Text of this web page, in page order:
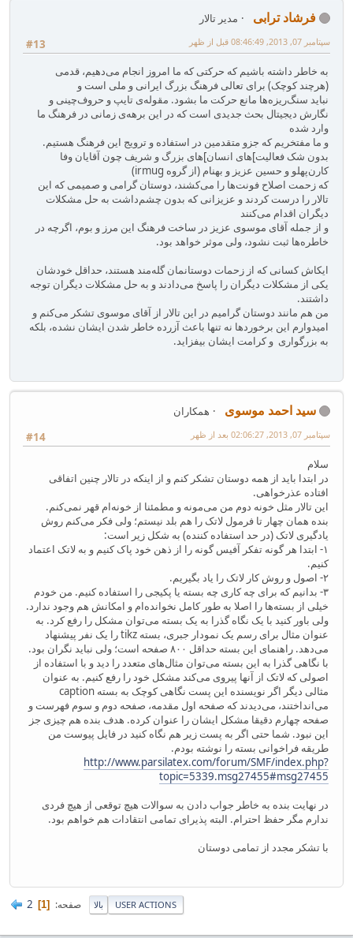
فرشاد ترابی
مدیر تالار
#13
سپتامبر 07, 2013, 08:46:49 قبل از ظهر
به خاطر داشته باشیم که حرکتی که ما امروز انجام می‌دهیم، قدمی
(هرچند کوچک) برای تعالی فرهنگ بزرگ ایرانی و ملی است و
نباید سنگ‌ریزه‌ها مانع حرکت ما بشود. مقوله‌ی تایپ و حروف‌چینی و
نگارش دیجیتال بحث جدیدی است که در این برهه‌ی زمانی در فرهنگ ما
وارد شده
و ما مفتخریم که جزو متقدمین در استفاده و ترویج این فرهنگ هستیم.
بدون شک فعالیت‌]های انسان‌]های بزرگ و شریف چون آقایان وفا
کارن‌پهلو و حسین عزیز و بهنام (از گروه irmug)
که زحمت اصلاح فونت‌ها را می‌کشند، دوستان گرامی و صمیمی که این
تالار را درست کردند و عزیزانی که بدون چشم‌داشت به حل مشکلات
دیگران اقدام می‌کنند
و از جمله آقای موسوی عزیز در ساخت فرهنگ این مرز و بوم، اگرچه در
خاطره‌ها ثبت نشود، ولی موثر خواهد بود.
ایکاش کسانی که از زحمات دوستانمان گله‌مند هستند، حداقل خودشان
یکی از مشکلات دیگران را پاسخ می‌دادند و به حل مشکلات دیگران توجه
داشتند.
من هم مانند دوستان گرامیم در این تالار از آقای موسوی تشکر می‌کنم و
امیدوارم این برخوردها نه تنها باعث آزرده خاطر شدن ایشان نشده، بلکه
به بزرگواری و کرامت ایشان بیفزاید.
سید احمد موسوی
همکاران
#14
سپتامبر 07, 2013, 02:06:27 بعد از ظهر
سلام
در ابتدا باید از همه دوستان تشکر کنم و از اینکه در تالار چنین اتفاقی
افتاده عذرخواهی.
این تالار مثل خونه دوم من می‌مونه و مطمئنا از خونه‌ام قهر نمی‌کنم.
بنده همان چهار تا فرمول لاتک را هم بلد نیستم؛ ولی فکر می‌کنم روش
یادگیری لاتک (در حد استفاده کننده) به شکل زیر است:
۱- ابتدا هر گونه تفکر آفیس گونه را از ذهن خود پاک کنیم و به لاتک اعتماد
کنیم.
۲- اصول و روش کار لاتک را یاد بگیریم.
۳- بدانیم که برای چه کاری چه بسته یا پکیجی را استفاده کنیم. من خودم
خیلی از بسته‌ها را اصلا به طور کامل نخوانده‌ام و امکانش هم وجود ندارد.
ولی باور کنید با یک نگاه گذرا به یک بسته می‌توان مشکل را رفع کرد. به
عنوان مثال برای رسم یک نمودار جبری، بسته tikz را یک نفر پیشنهاد
می‌دهد. راهنمای این بسته حداقل ۸۰۰ صفحه است؛ ولی نباید نگران بود.
با نگاهی گذرا به این بسته می‌توان مثال‌های متعدد را دید و با استفاده از
اصولی که لاتک از آنها پیروی می‌کند مشکل خود را رفع کنیم. به عنوان
مثالی دیگر اگر نویسنده این پست نگاهی کوچک به بسته caption
می‌انداختند، می‌دیدند که صفحه اول مقدمه، صفحه دوم و سوم فهرست و
صفحه چهارم دقیقا مشکل ایشان را عنوان کرده. هدف بنده هم چیزی جز
این نبود. شما حتی اگر به پست زیر هم نگاه کنید در فایل پیوست من
طریقه فراخوانی بسته را نوشته‌ بودم.
http://www.parsilatex.com/forum/SMF/index.php?
topic=5339.msg27455#msg27455
در نهایت بنده به خاطر جواب دادن به سوالات هیچ توقعی از هیچ فردی
ندارم مگر حفظ احترام. البته پذیرای تمامی انتقادات هم خواهم بود.
با تشکر مجدد از تمامی دوستان
بالا صفحه 1
2 USER ACTIONS